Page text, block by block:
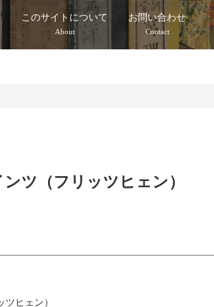
このサイトについて
About
お問い合わせ
Contact
ツ（フリッツヒェン）
ヒェン）